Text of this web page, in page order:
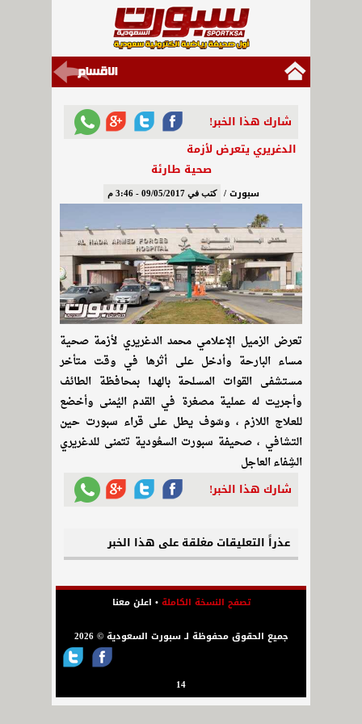
شارك هذا الخبر!
الدغريري يتعرض لأزمة
صحية طارئة
سبورت / كتب في 09/05/2017 - 3:46 م
تعرض الزميل الإعلامي محمد الدغريري لأزمة صحية
مساء البارحة وأدخل على أثرها في وقت متأخر
مستشفى القوات المسلحة بالهدا بمحافظة الطائف
وأجريت له عملية مصغرة في القدم اليُمنى وأخضع
للعلاج اللازم ، وسّوف يطل على قراء سبورت حين
التشافي ، صحيفة سبورت السعُودية تتمنى للدغريري
الشِفاء العاجل
شارك هذا الخبر!
عذراً التعليقات مغلقة على هذا الخبر
تصفح النسخة الكاملة• اعلن معنا
جميع الحقوق محفوظة لـ سبورت السعودية © 2026
14